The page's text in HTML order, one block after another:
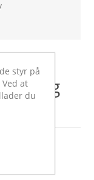
og
styr på
at
du